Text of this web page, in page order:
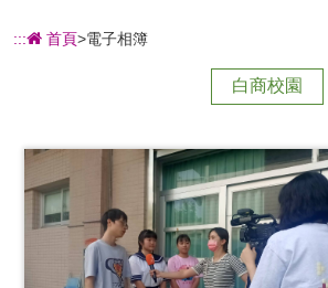
::: 首頁>電子相簿
白商校園